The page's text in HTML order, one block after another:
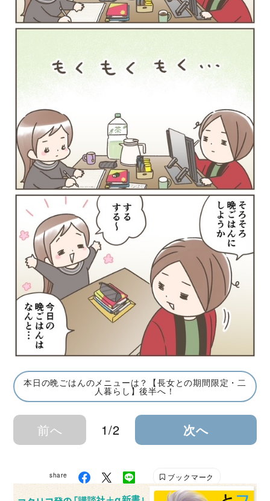
本日の晩ごはんのメニューは？【長女との期間限定・二
人暮らし】後半へ！
前へ 1/2 次へ
share ブックマーク